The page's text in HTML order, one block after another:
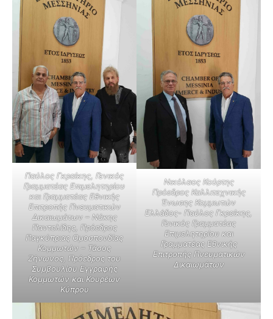
Παύλος Γκραίκης, Γενικός
Γραμματέας Επιμελητηρίου
και Γραμματέας Εθνικής
Επιτροπής Πνευματικών
Δικαιωμάτων – Νάκης
Παντελίδης, Πρόεδρος
Παγκύπριας Ομοσπονδίας
Κομμωτών – Τάσος
Ζήνωνος, Πρόεδρος του
Συμβουλίου Εγγραφής
Κομμωτών και Κουρέων
Κύπρου
Νικόλαος Κούρτης
Πρόεδρος Καλλιτεχνικής
Ένωσης Κομμωτών
Ελλάδος- Παύλος Γκραίκης,
Γενικός Γραμματέας
Επιμελητηρίου και
Γραμματέας Εθνικής
Επιτροπής Πνευματικών
Δικαιωμάτων